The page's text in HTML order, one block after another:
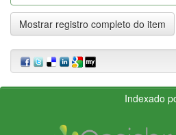
Mostrar registro completo do item
Indexado